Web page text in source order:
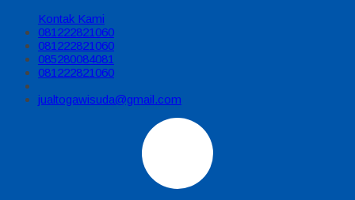
Kontak Kami
081222821060
081222821060
085280084081
081222821060
jualtogawisuda@gmail.com